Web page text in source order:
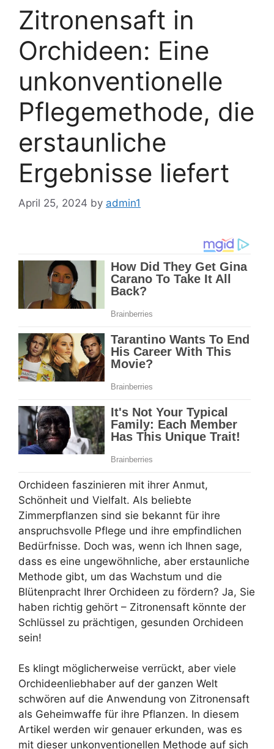
Zitronensaft in
Orchideen: Eine
unkonventionelle
Pflegemethode, die
erstaunliche
Ergebnisse liefert
April 25, 2024 by admin1
Orchideen faszinieren mit ihrer Anmut,
Schönheit und Vielfalt. Als beliebte
Zimmerpflanzen sind sie bekannt für ihre
anspruchsvolle Pflege und ihre empfindlichen
Bedürfnisse. Doch was, wenn ich Ihnen sage,
dass es eine ungewöhnliche, aber erstaunliche
Methode gibt, um das Wachstum und die
Blütenpracht Ihrer Orchideen zu fördern? Ja, Sie
haben richtig gehört – Zitronensaft könnte der
Schlüssel zu prächtigen, gesunden Orchideen
sein!
Es klingt möglicherweise verrückt, aber viele
Orchideenliebhaber auf der ganzen Welt
schwören auf die Anwendung von Zitronensaft
als Geheimwaffe für ihre Pflanzen. In diesem
Artikel werden wir genauer erkunden, was es
mit dieser unkonventionellen Methode auf sich